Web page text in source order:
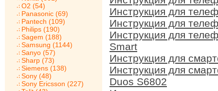
O2 (54)
Panasonic (69)
Pantech (109)
Philips (190)
Sagem (188)
Samsung (1144)
Sanyo (57)
Sharp (73)
Siemens (138)
Sony (48)
Sony Ericsson (227)
Инструкция для
Инструкция для
Инструкция для
Smart
Инструкция для
Инструкция для
Duos S6802